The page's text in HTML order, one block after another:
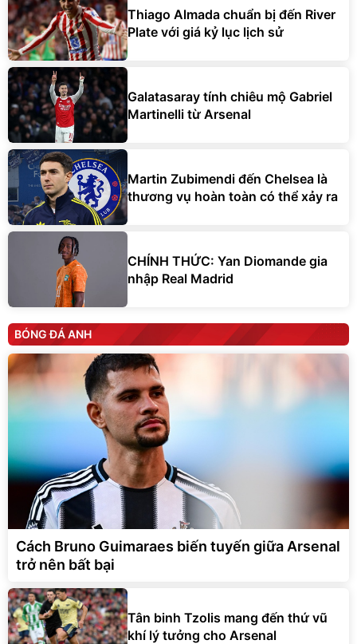
Thiago Almada chuẩn bị đến River
Plate với giá kỷ lục lịch sử
Galatasaray tính chiêu mộ Gabriel
Martinelli từ Arsenal
Martin Zubimendi đến Chelsea là
thương vụ hoàn toàn có thể xảy ra
CHÍNH THỨC: Yan Diomande gia
nhập Real Madrid
BÓNG ĐÁ ANH
Cách Bruno Guimaraes biến tuyến giữa Arsenal
trở nên bất bại
Tân binh Tzolis mang đến thứ vũ
khí lý tưởng cho Arsenal